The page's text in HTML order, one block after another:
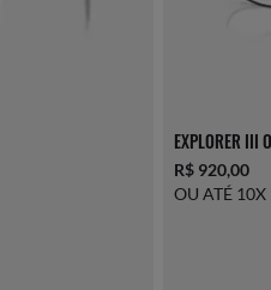
EXPLORER III
R$ 920,00
OU ATÉ